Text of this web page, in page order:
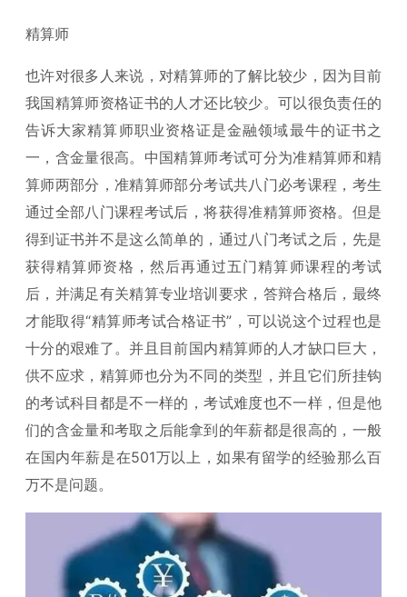
精算师
也许对很多人来说，对精算师的了解比较少，因为目前
我国精算师资格证书的人才还比较少。可以很负责任的
告诉大家精算师职业资格证是金融领域最牛的证书之
一，含金量很高。中国精算师考试可分为准精算师和精
算师两部分，准精算师部分考试共八门必考课程，考生
通过全部八门课程考试后，将获得准精算师资格。但是
得到证书并不是这么简单的，通过八门考试之后，先是
获得精算师资格，然后再通过五门精算师课程的考试
后，并满足有关精算专业培训要求，答辩合格后，最终
才能取得“精算师考试合格证书”，可以说这个过程也是
十分的艰难了。并且目前国内精算师的人才缺口巨大，
供不应求，精算师也分为不同的类型，并且它们所挂钩
的考试科目都是不一样的，考试难度也不一样，但是他
们的含金量和考取之后能拿到的年薪都是很高的，一般
在国内年薪是在501万以上，如果有留学的经验那么百
万不是问题。